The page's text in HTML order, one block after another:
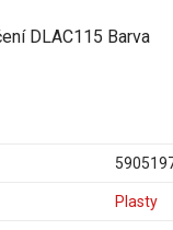
DLAC115 Barva
Plasty